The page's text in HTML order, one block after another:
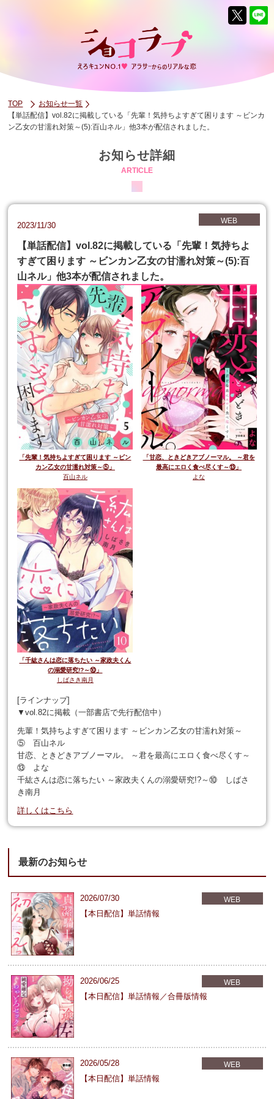
TOP
お知らせ一覧
【単話配信】vol.82に掲載している「先輩！気持ちよすぎて困ります ～ビンカ
ン乙女の甘濡れ対策～(5):百山ネル」他3本が配信されました。
お知らせ詳細
ARTICLE
2023/11/30 WEB
【単話配信】vol.82に掲載している「先輩！気持ちよ
すぎて困ります ～ビンカン乙女の甘濡れ対策～(5):百
山ネル」他3本が配信されました。
「先輩！気持ちよすぎて困ります ～ビン
カン乙女の甘濡れ対策～⑤」
百山ネル
「甘恋、ときどきアブノーマル。 ～君を
最高にエロく食べ尽くす～⑬」
よな
「千紘さんは恋に落ちたい ～家政夫くん
の溺愛研究!?～⑩」
しばさき南月
[ラインナップ]
▼vol.82に掲載（一部書店で先行配信中）
先輩！気持ちよすぎて困ります ～ビンカン乙女の甘濡れ対策～
⑤ 百山ネル
甘恋、ときどきアブノーマル。 ～君を最高にエロく食べ尽くす～
⑬ よな
千紘さんは恋に落ちたい ～家政夫くんの溺愛研究!?～⑩ しばさ
き南月
詳しくはこちら
最新のお知らせ
WEB
2026/07/30
【本日配信】単話情報
WEB
2026/06/25
【本日配信】単話情報／合冊版情報
WEB
2026/05/28
【本日配信】単話情報